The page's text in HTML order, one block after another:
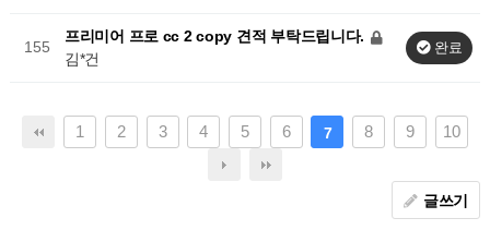
155
프리미어 프로 cc 2 copy 견적 부탁드립니다.
김*건
완료
1 2 3 4 5 6 7 8 9 10
글쓰기